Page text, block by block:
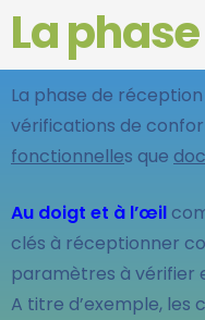
La
La phase de
vérifications de
fonctionnelles que
Au doigt et à l’œil
clés à réceptionner
paramètres à vérifier
A titre d’exemple, les